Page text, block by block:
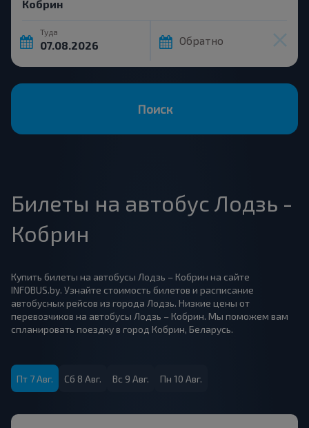
Туда
Обратно
Поиск
Билеты на автобус Лодзь -
Кобрин
Купить билеты на автобусы Лодзь – Кобрин на сайте
INFOBUS.by. Узнайте стоимость билетов и расписание
автобусных рейсов из города Лодзь. Низкие цены от
перевозчиков на автобусы Лодзь – Кобрин. Мы поможем вам
спланировать поездку в город Кобрин, Беларусь.
Пт 7 Авг. Сб 8 Авг. Вс 9 Авг. Пн 10 Авг.